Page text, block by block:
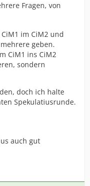
Fragen, von
im CiM2 und
geben.
CiM1 ins CiM2
sondern
doch ich halte
Spekulatiusrunde.
auch gut